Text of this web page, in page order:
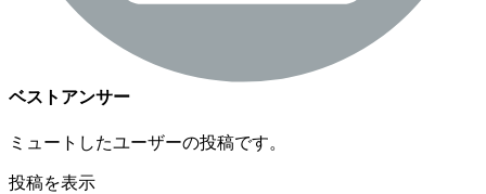
ベストアンサー
ミュートしたユーザーの投稿です。
投稿を表示